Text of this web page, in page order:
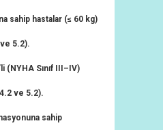
sahip hastalar (≤ 60 kg)
5.2).
(NYHA Sınıf III–IV)
ve 5.2).
sahip